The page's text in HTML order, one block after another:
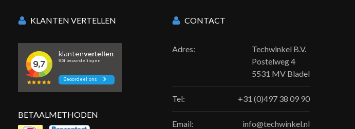
KLANTEN VERTELLEN
BETAALMETHODEN
CONTACT
Adres:
Techwinkel B.V.
Postelweg 4
5531 MV Bladel
Tel: +31 (0)497 38 09 90
Email: info@techwinkel.nl